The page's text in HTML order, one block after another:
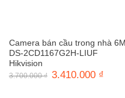
Camera bán cầu trong nhà
DS-2CD1167G2H-LIUF
Hikvision
3.700.000₫ Giá
3.410.000 ₫